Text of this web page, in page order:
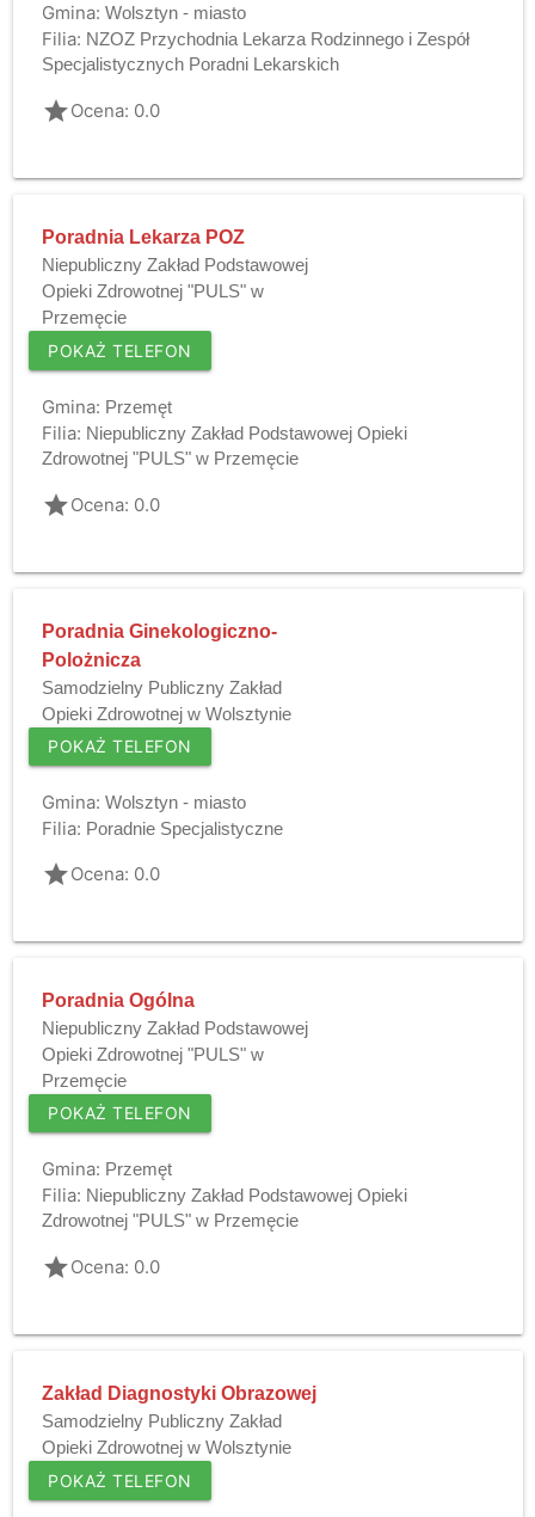
Gmina: Wolsztyn - miasto
Filia: NZOZ Przychodnia Lekarza Rodzinnego i Zespół
Specjalistycznych Poradni Lekarskich
gradeOcena: 0.0
Poradnia Lekarza POZ
Niepubliczny Zakład Podstawowej
Opieki Zdrowotnej "PULS" w
Przemęcie
POKAŻ TELEFON
Gmina: Przemęt
Filia: Niepubliczny Zakład Podstawowej Opieki
Zdrowotnej "PULS" w Przemęcie
gradeOcena: 0.0
Poradnia Ginekologiczno-
Polożnicza
Samodzielny Publiczny Zakład
Opieki Zdrowotnej w Wolsztynie
POKAŻ TELEFON
Gmina: Wolsztyn - miasto
Filia: Poradnie Specjalistyczne
gradeOcena: 0.0
Poradnia Ogólna
Niepubliczny Zakład Podstawowej
Opieki Zdrowotnej "PULS" w
Przemęcie
POKAŻ TELEFON
Gmina: Przemęt
Filia: Niepubliczny Zakład Podstawowej Opieki
Zdrowotnej "PULS" w Przemęcie
gradeOcena: 0.0
Zakład Diagnostyki Obrazowej
Samodzielny Publiczny Zakład
Opieki Zdrowotnej w Wolsztynie
POKAŻ TELEFON